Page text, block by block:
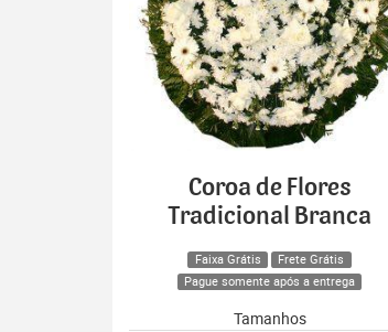
Coroa de Flores
Tradicional Branca
Faixa Grátis
Frete Grátis
Pague somente após a entrega
Tamanhos